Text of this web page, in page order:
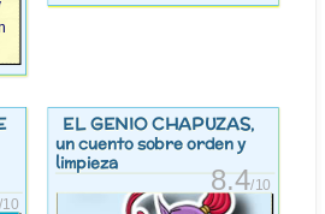
/10
EL GENIO CHAPUZAS,
un cuento sobre orden y
limpieza
8.4/10